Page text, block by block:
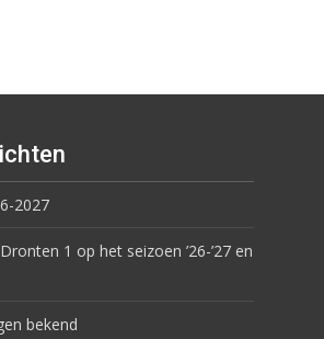
2027
1 op het seizoen ’26-’27 en
bekend